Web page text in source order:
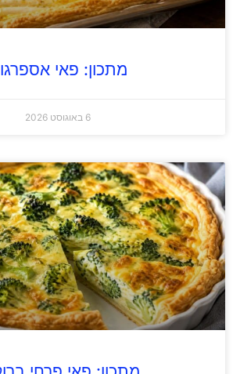
מתכון: פאי
6 באוגוסט 2026